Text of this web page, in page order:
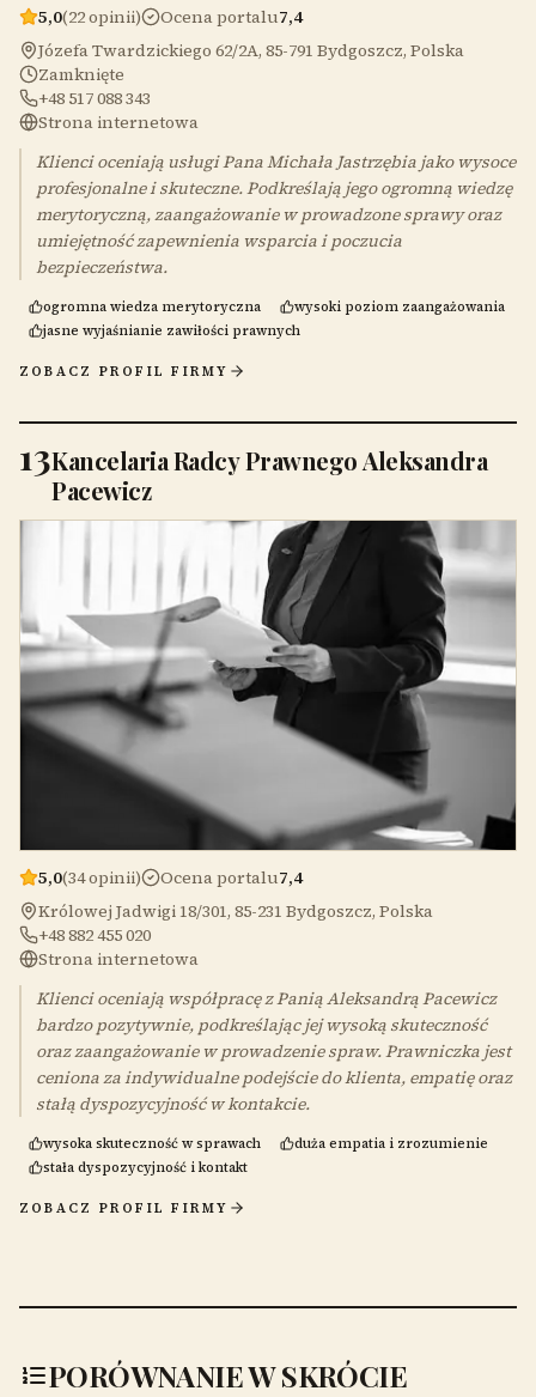
5,0(22 opinii) Ocena portalu7,4
Józefa Twardzickiego 62/2A, 85-791 Bydgoszcz, Polska
Zamknięte
+48 517 088 343
Strona internetowa
Klienci oceniają usługi Pana Michała Jastrzębia jako wysoce
profesjonalne i skuteczne. Podkreślają jego ogromną wiedzę
merytoryczną, zaangażowanie w prowadzone sprawy oraz
umiejętność zapewnienia wsparcia i poczucia
bezpieczeństwa.
ogromna wiedza merytoryczna
wysoki poziom zaangażowania
jasne wyjaśnianie zawiłości prawnych
ZOBACZ PROFIL FIRMY
13Kancelaria Radcy Prawnego Aleksandra
Pacewicz
5,0(34 opinii) Ocena portalu7,4
Królowej Jadwigi 18/301, 85-231 Bydgoszcz, Polska
+48 882 455 020
Strona internetowa
Klienci oceniają współpracę z Panią Aleksandrą Pacewicz
bardzo pozytywnie, podkreślając jej wysoką skuteczność
oraz zaangażowanie w prowadzenie spraw. Prawniczka jest
ceniona za indywidualne podejście do klienta, empatię oraz
stałą dyspozycyjność w kontakcie.
wysoka skuteczność w sprawach
duża empatia i zrozumienie
stała dyspozycyjność i kontakt
ZOBACZ PROFIL FIRMY
PORÓWNANIE W SKRÓCIE